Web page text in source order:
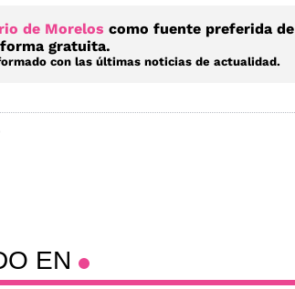
de Morelos como fuente preferida de
gratuita.
con las últimas noticias de actualidad.
EN